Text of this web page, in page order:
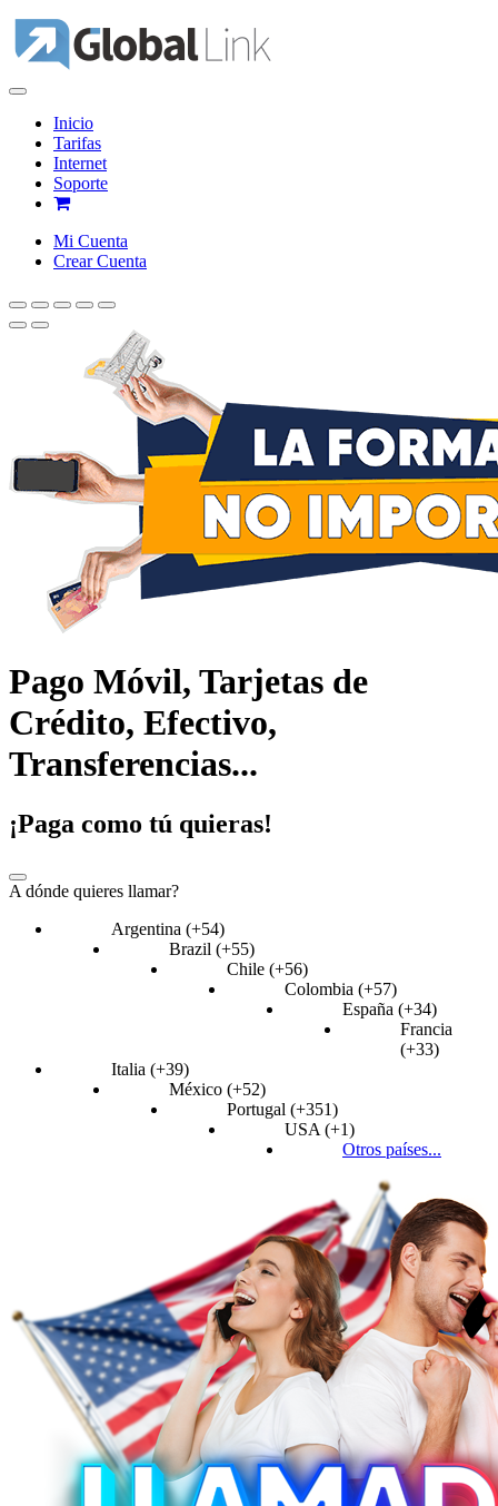
Inicio
Tarifas
Internet
Soporte
Mi Cuenta
Crear Cuenta
Pago Móvil, Tarjetas de
Crédito, Efectivo,
Transferencias...
¡Paga como tú quieras!
A dónde quieres llamar?
Argentina (+54)
Brazil (+55)
Chile (+56)
Colombia (+57)
España (+34)
Francia
(+33)
Italia (+39)
México (+52)
Portugal (+351)
USA (+1)
Otros países...